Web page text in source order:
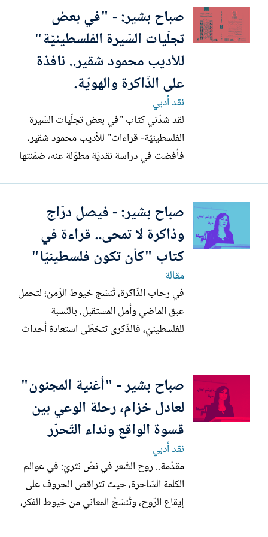
فيها كنوز السّيرة الجمعيّة، لتغدو وثيقة أدبيّة
في سجلّ الذّاكرة الفلسطينيّة. الرّواية.. شهادة
على...
صباح بشير: - "في بعض
تجلّيات السّيرة الفلسطينيّة"
للأديب محمود شقير.. نافذة
على الذّاكرة والهويّة.
نقد أدبي
لقد شدّني كتاب "في بعض تجلّيات السّيرة
الفلسطينيّة- قراءات" للأديب محمود شقير،
فأفضت في دراسة نقديّة مطوّلة عنه، ضمّنتها
للنّشر والتّوزيع، وخلال مشاركتي في أمسية
إشهار الكتاب في نادي حيفا الثّقافيّ بتاريخ...
صباح بشير: - فيصل درّاج
وذاكرة لا تمحى.. قراءة في
كتاب "كأن تكون فلسطينيّا"
مقالة
في رحاب الذّاكرة، تُنسَج خيوط الزّمن؛ لتحمل
عبق الماضي وأمل المستقبل. بالنّسبة
للفلسطينيّ، فالذّكرى تتخطّى استعادة أحداث
أرض السّنابل والزّيتون، ورائحة الحبق الزّعتر
الّتي تعطّر الرّوح، وخبز الأمّهات الّذي يحمل
نبض...
صباح بشير - "أغنية المجنون"
لعادل خزام، رحلة الوعي بين
قسوة الواقع ونداء التّحرّر
نقد أدبي
مقدّمة.. روح الشّعر في نصّ نثريّ: في عوالم
الكلمة السّاحرة، حيث تتراقص الحروف على
إيقاع الرّوح، وتُنسَجُ المعاني من خيوط الفكر،